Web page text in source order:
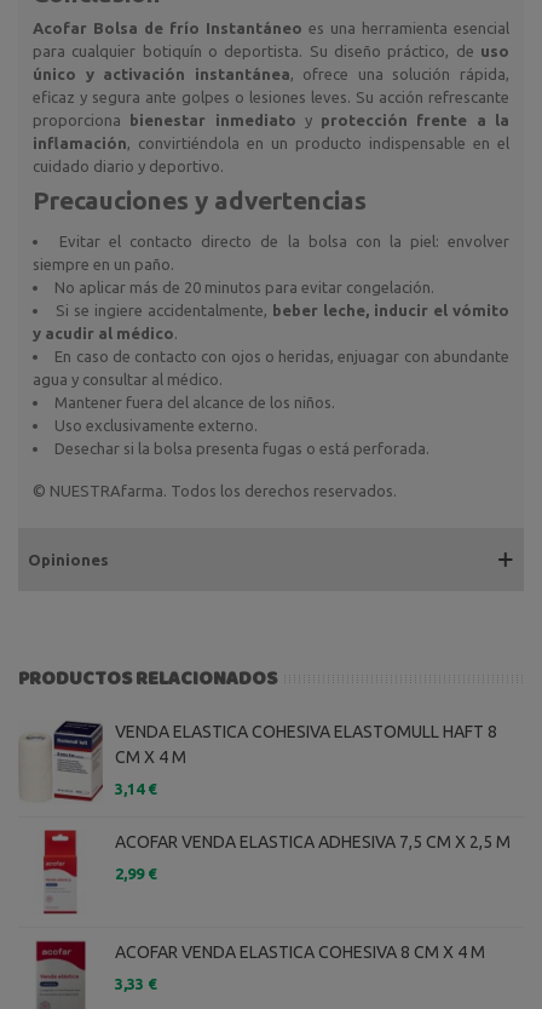
Acofar Bolsa de frío Instantáneo es una herramienta esencial
para cualquier botiquín o deportista. Su diseño práctico, de uso
único y activación instantánea , ofrece una solución rápida,
eficaz y segura ante golpes o lesiones leves. Su acción refrescante
proporciona bienestar inmediato y protección frente a la
inflamación , convirtiéndola en un producto indispensable en el
cuidado diario y deportivo.
Precauciones y advertencias
Evitar el contacto directo de la bolsa con la piel: envolver
siempre en un paño.
No aplicar más de 20 minutos para evitar congelación.
Si se ingiere accidentalmente, beber leche, inducir el vómito
y acudir al médico
En caso de contacto con ojos o heridas, enjuagar con abundante
agua y consultar al médico.
Mantener fuera del alcance de los niños.
Uso exclusivamente externo.
Desechar si la bolsa presenta fugas o está perforada.
© NUESTRAfarma. Todos los derechos reservados.
Opiniones
PRODUCTOS RELACIONADOS
VENDA ELASTICA COHESIVA ELASTOMULL HAFT 8
CM X 4 M
3,14 €
ACOFAR VENDA ELASTICA ADHESIVA 7,5 CM X 2,5 M
2,99 €
ACOFAR VENDA ELASTICA COHESIVA 8 CM X 4 M
3,33 €